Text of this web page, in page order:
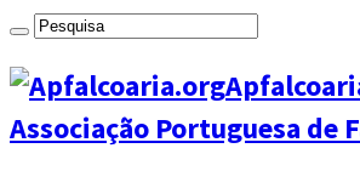
Associação Portuguesa de